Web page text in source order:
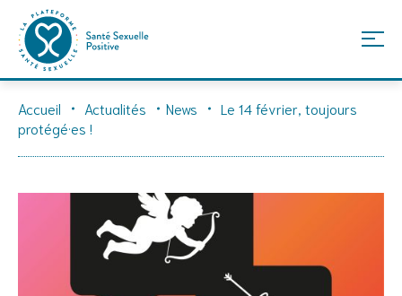
content
Accueil Actualités News
Le 14 février, toujours
protégé·es !